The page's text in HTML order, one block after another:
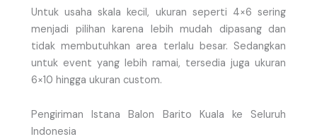
Untuk usaha skala kecil, ukuran seperti 4×6 sering
menjadi pilihan karena lebih mudah dipasang dan
tidak membutuhkan area terlalu besar. Sedangkan
untuk event yang lebih ramai, tersedia juga ukuran
6×10 hingga ukuran custom.
Pengiriman Istana Balon Barito Kuala ke Seluruh
Indonesia